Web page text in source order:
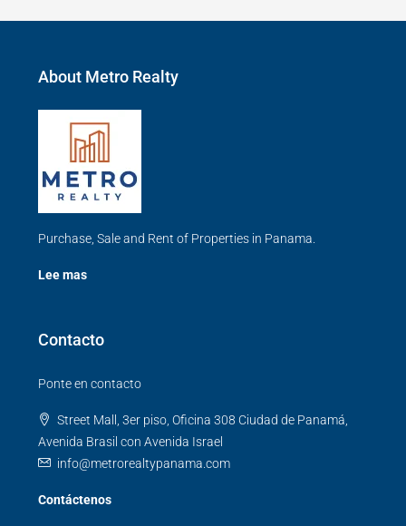
About Metro Realty
Purchase, Sale and Rent of Properties in Panama.
Lee mas
Contacto
Ponte en contacto
Street Mall, 3er piso, Oficina 308 Ciudad de Panamá,
Avenida Brasil con Avenida Israel
info@metrorealtypanama.com
Contáctenos